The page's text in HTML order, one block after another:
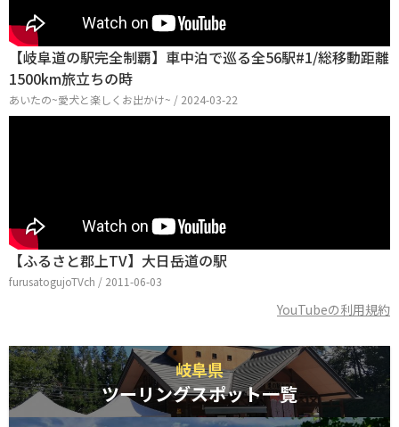
【岐阜道の駅完全制覇】車中泊で巡る全56駅#1/総移動距離
1500km旅立ちの時
あいたの~愛犬と楽しくお出かけ~ / 2024-03-22
【ふるさと郡上TV】大日岳道の駅
furusatogujoTVch / 2011-06-03
YouTubeの利用規約
岐阜県
ツーリングスポット一覧